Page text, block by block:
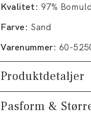
Kvalitet: 97%
Farve: Sand
Varenummer: 60-
Produktdetaljer
Der er to
Pasform &